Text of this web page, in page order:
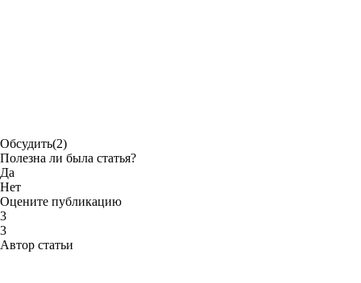
Обсудить(2)
Полезна ли была статья?
Да
Нет
Оцените публикацию
3
3
Автор статьи